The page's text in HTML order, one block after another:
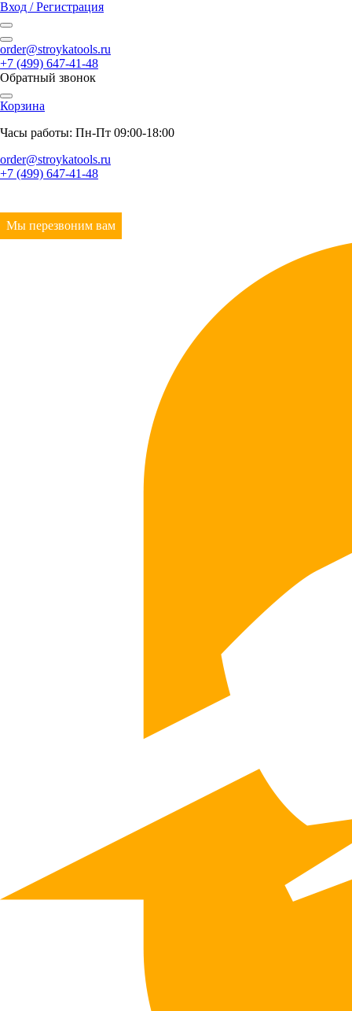
Вход / Регистрация
order@stroykatools.ru
+7 (499) 647-41-48
Обратный звонок
Корзина
Часы работы: Пн-Пт 09:00-18:00
order@stroykatools.ru
+7 (499) 647-41-48
Мы перезвоним вам